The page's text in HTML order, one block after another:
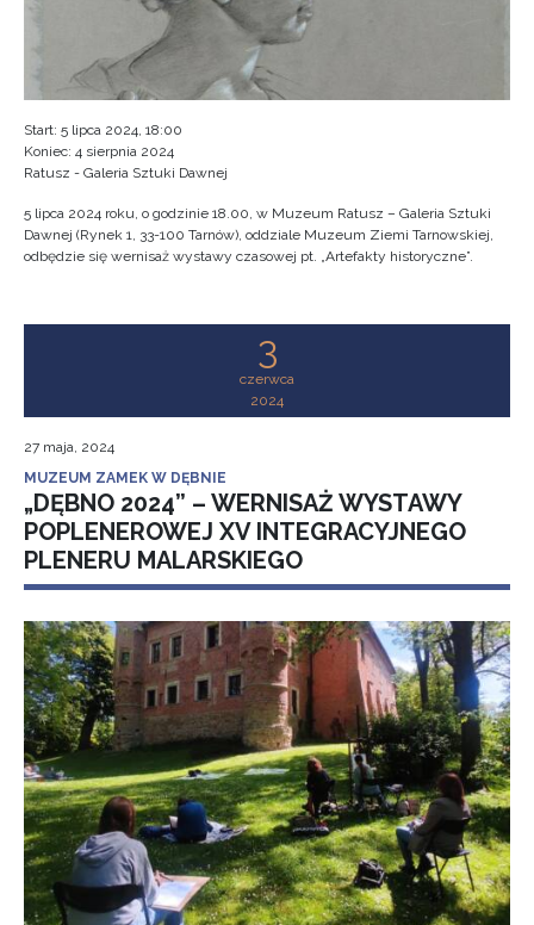
Start: 5 lipca 2024, 18:00
Koniec: 4 sierpnia 2024
Ratusz - Galeria Sztuki Dawnej
5 lipca 2024 roku, o godzinie 18.00, w Muzeum Ratusz – Galeria Sztuki
Dawnej (Rynek 1, 33-100 Tarnów), oddziale Muzeum Ziemi Tarnowskiej,
odbędzie się wernisaż wystawy czasowej pt. „Artefakty historyczne”.
3
czerwca
2024
27 maja, 2024
MUZEUM ZAMEK W DĘBNIE
„DĘBNO 2024” – WERNISAŻ WYSTAWY
POPLENEROWEJ XV INTEGRACYJNEGO
PLENERU MALARSKIEGO